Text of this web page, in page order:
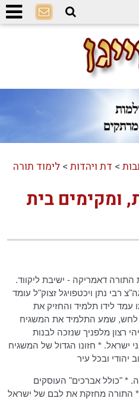
> דת ויהדות >לימוד תורה
ומקימים בית
דאמריקה - ישיבתליקווד.
רבי נתן ויכטפויגל זצוק"ל עומד
עמד לידו תלמיד והחזיק את
לחש, שמע התלמיד את המשגיח
רצון מלפניך שנזכה לבנות
ישראל. * חזונו הגדול של המשגיח
יהודי ובכל עיר
* "כולל אברכים" העוסקים
* התורה מחזקת את לבם של ישראל